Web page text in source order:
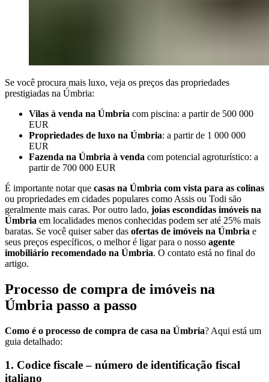
Se você procura mais luxo, veja os preços das propriedades
prestigiadas na Úmbria:
Vilas à venda na Úmbria com piscina: a partir de 500 000
EUR
Propriedades de luxo na Úmbria: a partir de 1 000 000
EUR
Fazenda na Úmbria à venda com potencial agroturístico: a
partir de 700 000 EUR
É importante notar que casas na Úmbria com vista para as colinas
ou propriedades em cidades populares como Assis ou Todi são
geralmente mais caras. Por outro lado, joias escondidas imóveis na
Úmbria em localidades menos conhecidas podem ser até 25% mais
baratas. Se você quiser saber das ofertas de imóveis na Úmbria e
seus preços específicos, o melhor é ligar para o nosso agente
imobiliário recomendado na Úmbria. O contato está no final do
artigo.
Processo de compra de imóveis na
Úmbria passo a passo
Como é o processo de compra de casa na Úmbria? Aqui está um
guia detalhado:
1. Codice fiscale – número de identificação fiscal
italiano